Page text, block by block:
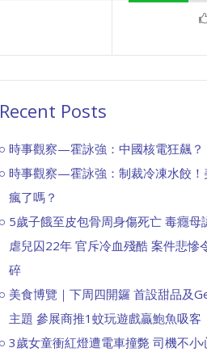
Recent Posts
時事觀察—霍詠強：中國核電狂飆？
時事觀察—霍詠強：制裁冷凍水餃！
瘋了嗎？
5歲子餓至皮包骨周身傷死亡 毒癮母
虐兒囚22年 官斥冷血殘酷 案件悲慘
碎
美食博覽｜下周四開鑼 首設甜品及
主題 參展商推1蚊玩遊戲贏鮑魚吸客
3歲女童衝紅燈遭電車撞斃 司機不小